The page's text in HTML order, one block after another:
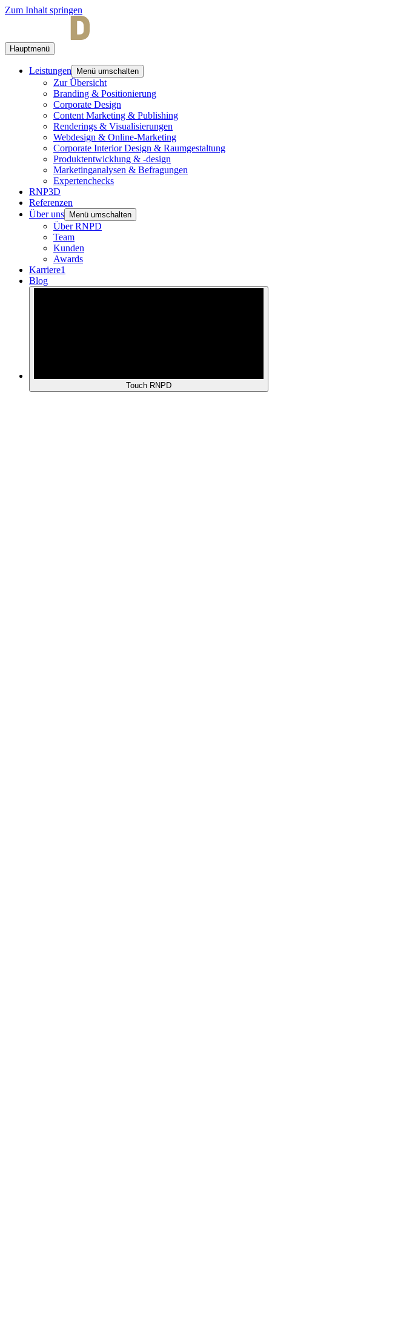
Zum Inhalt springen
Hauptmenü
Leistungen Menü umschalten
Zur Übersicht
Branding & Positionierung
Corporate Design
Content Marketing & Publishing
Renderings & Visualisierungen
Webdesign & Online-Marketing
Corporate Interior Design & Raumgestaltung
Produktentwicklung & -design
Marketinganalysen & Befragungen
Expertenchecks
RNP3D
Referenzen
Über uns
Menü umschalten
Über RNPD
Team
Kunden
Awards
Karriere1
Blog
Touch RNPD